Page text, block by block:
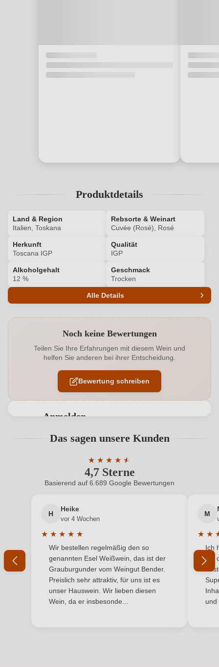
Produktdetails
Land & Region
Italien, Toskana
Rebsorte & Weinart
Cuvée (Rosé), Rosé
Herkunft
Toscana IGP
Qualität
IGP
Alkoholgehalt
12 %
Geschmack
Trocken
Alle Details
Alkoholgehalt in % 12 %
Allergene Enthält Sulfite
Ausbau Edelstahltank
Jahrgang 2025
Land Italien
Antipasti, Fisch
Noch keine Bewertungen
Teilen Sie Ihre Erfahrungen mit diesem Wein und
helfen Sie anderen bei ihrer Entscheidung.
Bewertung schreiben
Anmelden
Benutzern abgegeben werden. Bitte loggen Sie sich
Neuer Kunde? Neuer Kunde?
Ihre E-Mail-Adresse
Ihr Passwort
Ich habe mein Passwort vergessen
Das sagen unsere Kunden
4,7 Sterne
★ ★ ★ ★ ★
★
Durchschnittliche Bewertung von 4.7
Basierend auf 6.689 Google Bewertungen
H
Heike
vor 4 Wochen
★ ★ ★ ★ ★
Durchschnittliche Bewertung von 5 von 5 Sternen
Wir bestellen regelmäßig den so
genannten Esel Weißwein, das ist der
Grauburgunder vom Weingut Bender.
Preislich sehr attraktiv, für uns ist es
unser Hauswein. Wir lieben diesen
Wein, da er insbesonde...
M
★ ★
Ich
mit
und